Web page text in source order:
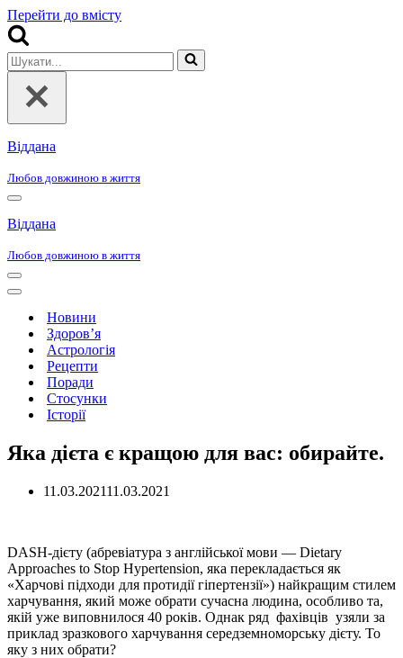
Перейти до вмісту
Шукати...
Віддана
Любов довжиною в життя
Меню
навігації
Віддана
Любов довжиною в життя
Меню
навігації
Меню
навігаціїНовини
Здоров’я
Астрологія
Рецепти
Поради
Стосунки
Історії
Яка дієта є кращою для вас: обирайте.
11.03.202111.03.2021
DASH-дієту (абревіатура з англійської мови — Dietary
Approaches to Stop Hypertension, яка перекладається як
«Харчові підходи для протидії гіпертензії») найкращим стилем
харчування, який може обрати сучасна людина, особливо та,
якій уже виповнилося 40 років. Однак ряд фахівців узяли за
приклад зразкового харчування середземноморську дієту. То
яку з них обрати?